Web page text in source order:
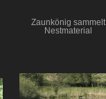
Zaunkönig sammelt
Nestmaterial